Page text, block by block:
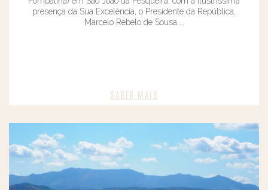
presença da Sua Excelência, o Presidente da República,
Marcelo Rebelo de Sousa....
SABER MAIS​